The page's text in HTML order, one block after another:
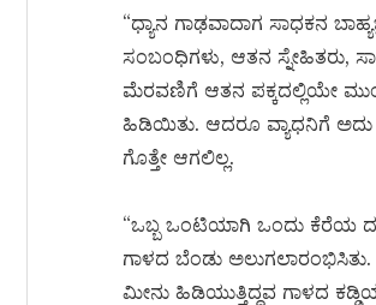
“ಧ್ಯಾನ ಗಾಢವಾದಾಗ ಸಾಧಕನ
ಸಂಬಂಧಿಗಳು, ಆತನ ಸ್ನೇಹಿತರು,
ಮೆರವಣಿಗೆ ಆತನ ಪಕ್ಕದಲ್ಲಿಯೇ
ಹಿಡಿಯಿತು. ಆದರೂ ವ್ಯಾಧನಿಗೆ ಅದು
ಗೊತ್ತೇ ಆಗಲಿಲ್ಲ.
“ಒಬ್ಬ ಒಂಟಿಯಾಗಿ ಒಂದು ಕೆರೆಯ
ಗಾಳದ ಬೆಂಡು ಅಲುಗಲಾರಂಭಿಸಿತು.
ಮೀನು ಹಿಡಿಯುತ್ತಿದ್ದವ ಗಾಳದ